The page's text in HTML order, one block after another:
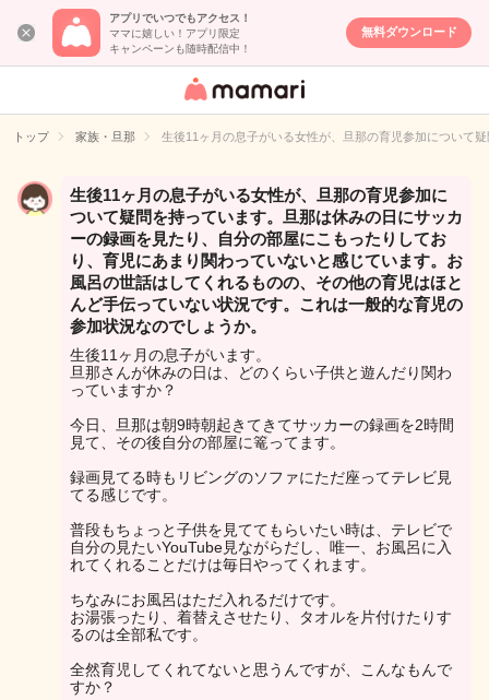
アプリでいつでもアクセス！
ママに嬉しい！アプリ限定
キャンペーンも随時配信中！
無料ダウンロード
女性専用匿名QA
イト
トップ 家族・旦那 生後11ヶ月の息子がいる女性が、旦那の育児参加について
生後11ヶ月の息子がいる女性が、旦那の育児参加に
ついて疑問を持っています。旦那は休みの日にサッカ
ーの録画を見たり、自分の部屋にこもったりしてお
り、育児にあまり関わっていないと感じています。お
風呂の世話はしてくれるものの、その他の育児はほと
んど手伝っていない状況です。これは一般的な育児の
参加状況なのでしょうか。
生後11ヶ月の息子がいます。
旦那さんが休みの日は、どのくらい子供と遊んだり関わ
っていますか？
今日、旦那は朝9時朝起きてきてサッカーの録画を2時間
見て、その後自分の部屋に篭ってます。
録画見てる時もリビングのソファにただ座ってテレビ見
てる感じです。
普段もちょっと子供を見ててもらいたい時は、テレビで
自分の見たいYouTube見ながらだし、唯一、お風呂に入
れてくれることだけは毎日やってくれます。
ちなみにお風呂はただ入れるだけです。
お湯張ったり、着替えさせたり、タオルを片付けたりす
るのは全部私です。
全然育児してくれてないと思うんですが、こんなもんで
すか？